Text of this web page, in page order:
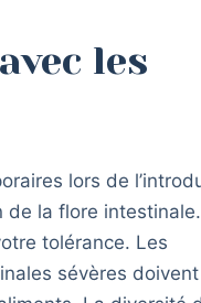
les
lors de
de la flore intestinale.
tolérance. Les
sévères doivent